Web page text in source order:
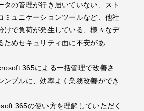
タの管理が行き届いていない、スト
ミュニケーションツールなど、他社
けで負荷が発生している、様々なデ
ためセキュリティ面に不安があ
365による一括管理で改善さ
ンプルに、効率よく業務改善ができ
365の使い方を理解していただく